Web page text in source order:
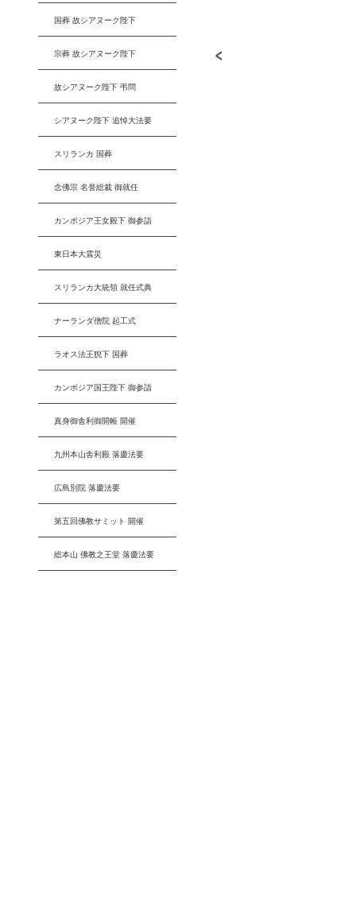
国葬 故シアヌーク陛下
宗葬 故シアヌーク陛下
故シアヌーク陛下 弔問
シアヌーク陛下 追悼大法要
スリランカ 国葬
念佛宗 名誉総裁 御就任
カンボジア王女殿下 御参詣
東日本大震災
スリランカ大統領 就任式典
ナーランダ僧院 起工式
ラオス法王猊下 国葬
カンボジア国王陛下 御参詣
真身御舎利御開帳 開催
九州本山舎利殿 落慶法要
広島別院 落慶法要
第五回佛教サミット 開催
総本山 佛教之王堂 落慶法要